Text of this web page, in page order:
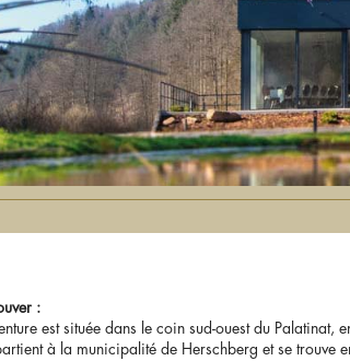
:
est située dans le coin sud-ouest du Palatinat,
à la municipalité de Herschberg et se trouve